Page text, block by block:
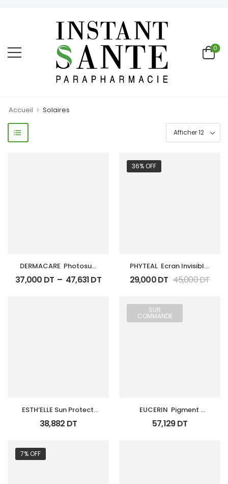
0
Accueil > Solaires
DERMACARE  Photosun
Spf 50 Fluide Teinte
37,000 DT – 47,631DT
36% OFF
PHYTEAL  Ecran Invisible
Spf 50+
29,000DT 45,000DT
ESTH’ELLE Sun Protect
Spray Flacon 250Ml
Spf50+
38,882 DT
SUR
COMMANDE
EUCERIN  Pigment
Control Sun Fluid
Spf50+ Fl 50Ml
57,129DT
7% OFF